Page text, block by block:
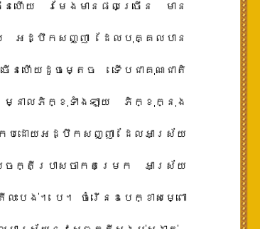
ន​ហើយ​ ​រមែង​មានផល​ច្រើន​ ​មាន​
អដ្ឋិ​ក​សញ្ញា​ ​ដែល​បុគ្គល​បាន​
ន​ហើយ​ដូចម្តេច​ ​ទើប​ជា​គុណជាតិ​
ម្នាល​ភិក្ខុ​ទាំងឡាយ​ ​ភិក្ខុ​ក្នុង​
បដោយ​អដ្ឋិ​ក​សញ្ញា​ ​ដែល​អាស្រ័យ​
ក្តី​ប្រាសចាក​តម្រេក​ ​អាស្រ័យ​
ះបង់​។​ ​បេ​។​ ​ចំរើន​ឧបេក្ខា​សម្ពោ​